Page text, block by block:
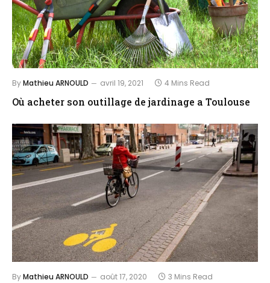
ByMathieu ARNOULD avril 19, 2021 4 Mins Read
Où acheter son outillage de jardinage a Toulouse
ByMathieu ARNOULD août 17, 2020 3 Mins Read